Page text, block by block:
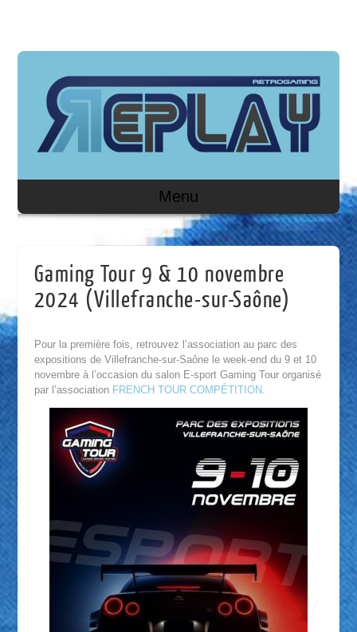
Menu
Gaming Tour 9 & 10 novembre
2024 (Villefranche-sur-Saône)
Pour la première fois, retrouvez l’association au parc des
expositions de Villefranche-sur-Saône le week-end du 9 et 10
novembre à l’occasion du salon E-sport Gaming Tour organisé
par l’association FRENCH TOUR COMPÉTITION.